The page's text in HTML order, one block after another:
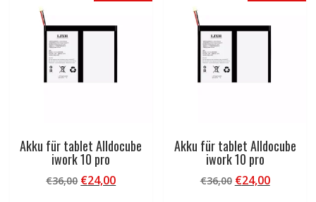
Akku für tablet Alldocube
iwork 10 pro
€36,00 Ursprünglicher
€24,00Aktueller
Akku für tablet Alldocube
iwork 10 pro
€36,00 Ursprünglicher
€24,00